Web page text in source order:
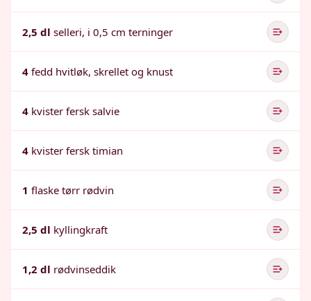
2,5 dl selleri, i 0,5 cm terninger
4 fedd hvitløk, skrellet og knust
4 kvister fersk salvie
4 kvister fersk timian
1 flaske tørr rødvin
2,5 dl kyllingkraft
1,2 dl rødvinseddik